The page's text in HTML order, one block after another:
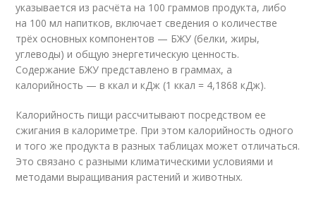
указывается из расчёта на 100 граммов продукта, либо
на 100 мл напитков, включает сведения о количестве
трёх основных компонентов — БЖУ (белки, жиры,
углеводы) и общую энергетическую ценность.
Содержание БЖУ представлено в граммах, а
калорийность — в ккал и кДж (1 ккал = 4,1868 кДж).
Калорийность пищи рассчитывают посредством ее
сжигания в калориметре. При этом калорийность одного
и того же продукта в разных таблицах может отличаться.
Это связано с разными климатическими условиями и
методами выращивания растений и животных.